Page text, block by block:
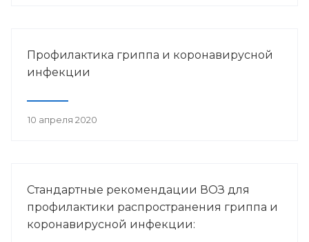
Профилактика гриппа и коронавирусной
инфекции
10 апреля 2020
Стандартные рекомендации ВОЗ для
профилактики распространения гриппа и
коронавирусной инфекции: